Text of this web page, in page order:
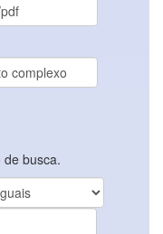
busca.